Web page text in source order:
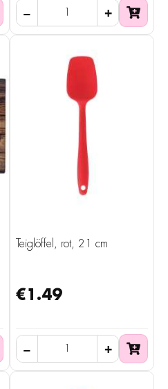
Teiglöffel, rot, 21 cm
€1.49